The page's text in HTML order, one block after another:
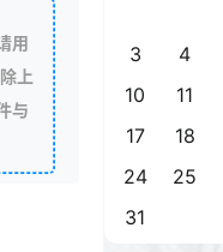
用
上
与
3
4
10
11
17
18
24
25
31